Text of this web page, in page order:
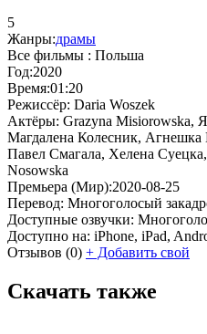
5
Жанры:драмы
Все фильмы : Польша
Год:2020
Время:01:20
Режиссёр: Daria Woszek
Актёры: Grazyna Misiorowska,
Магдалена Колесник,
Павел Смагала, Хелена
Nosowska
Премьера (Мир):2020-08-25
Перевод: Многоголосый
Доступные озвучки:
Доступно на: iPhone, iPad,
Отзывов (0) + Добавить свой
Скачать также